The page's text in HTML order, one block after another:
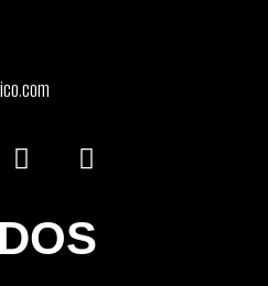
I
n
t
a
T
i
t
o